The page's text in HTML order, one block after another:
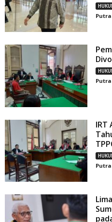
Putra
Putra
IRT
Putra